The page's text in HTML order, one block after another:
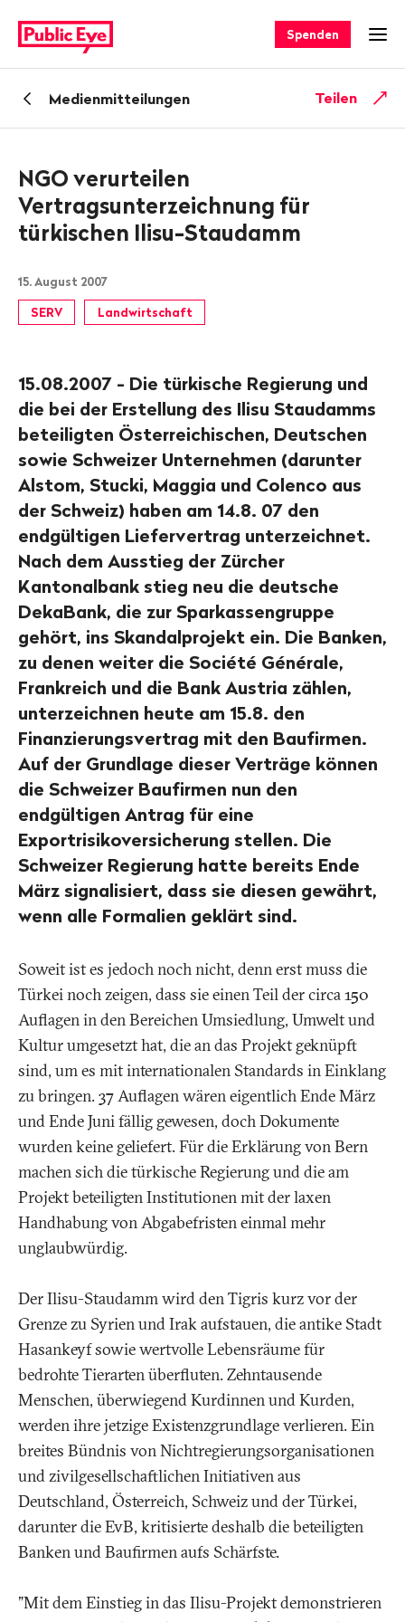
auf
publiceye.ch
Spenden
ZurückMedienmitteilungen Teilen
NGO verurteilen
Vertragsunterzeichnung für
türkischen Ilisu-Staudamm
15. August 2007
SERV Landwirtschaft
15.08.2007 - Die türkische Regierung und
die bei der Erstellung des Ilisu Staudamms
beteiligten Österreichischen, Deutschen
sowie Schweizer Unternehmen (darunter
Alstom, Stucki, Maggia und Colenco aus
der Schweiz) haben am 14.8. 07 den
endgültigen Liefervertrag unterzeichnet.
Nach dem Ausstieg der Zürcher
Kantonalbank stieg neu die deutsche
DekaBank, die zur Sparkassengruppe
gehört, ins Skandalprojekt ein. Die Banken,
zu denen weiter die Société Générale,
Frankreich und die Bank Austria zählen,
unterzeichnen heute am 15.8. den
Finanzierungsvertrag mit den Baufirmen.
Auf der Grundlage dieser Verträge können
die Schweizer Baufirmen nun den
endgültigen Antrag für eine
Exportrisikoversicherung stellen. Die
Schweizer Regierung hatte bereits Ende
März signalisiert, dass sie diesen gewährt,
wenn alle Formalien geklärt sind.
Soweit ist es jedoch noch nicht, denn erst muss die
Türkei noch zeigen, dass sie einen Teil der circa 150
Auflagen in den Bereichen Umsiedlung, Umwelt und
Kultur umgesetzt hat, die an das Projekt geknüpft
sind, um es mit internationalen Standards in Einklang
zu bringen. 37 Auflagen wären eigentlich Ende März
und Ende Juni fällig gewesen, doch Dokumente
wurden keine geliefert. Für die Erklärung von Bern
machen sich die türkische Regierung und die am
Projekt beteiligten Institutionen mit der laxen
Handhabung von Abgabefristen einmal mehr
unglaubwürdig.
Der Ilisu-Staudamm wird den Tigris kurz vor der
Grenze zu Syrien und Irak aufstauen, die antike Stadt
Hasankeyf sowie wertvolle Lebensräume für
bedrohte Tierarten überfluten. Zehntausende
Menschen, überwiegend Kurdinnen und Kurden,
werden ihre jetzige Existenzgrundlage verlieren. Ein
breites Bündnis von Nichtregierungsorganisationen
und zivilgesellschaftlichen Initiativen aus
Deutschland, Österreich, Schweiz und der Türkei,
darunter die EvB, kritisierte deshalb die beteiligten
Banken und Baufirmen aufs Schärfste.
"Mit dem Einstieg in das Ilisu-Projekt demonstrieren